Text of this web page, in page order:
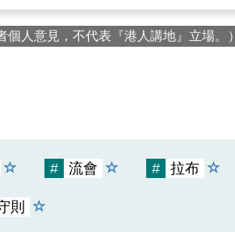
個人意見，不代表『港人講地』立場。）
# 流會 # 拉布
則